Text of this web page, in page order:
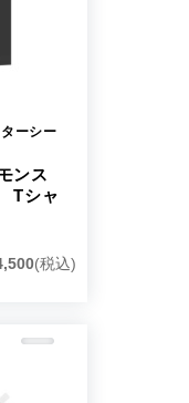
ーシー
ンス
Tシャ
(税込)